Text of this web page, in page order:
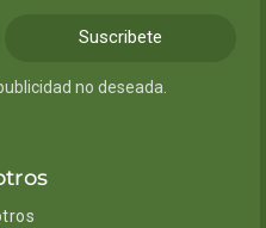
Suscribete
no deseada.